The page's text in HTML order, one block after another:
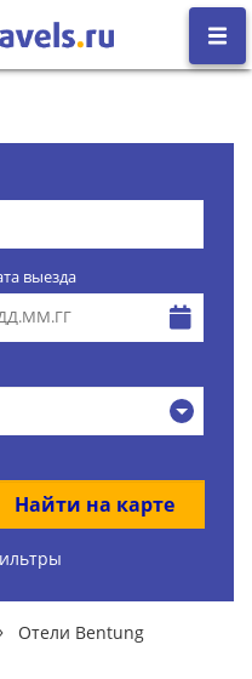
выезда
Найти на карте
Отели Bentung